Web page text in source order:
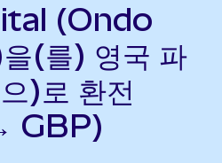
(Ondo
(를) 영국 파
)로 환전
GBP)